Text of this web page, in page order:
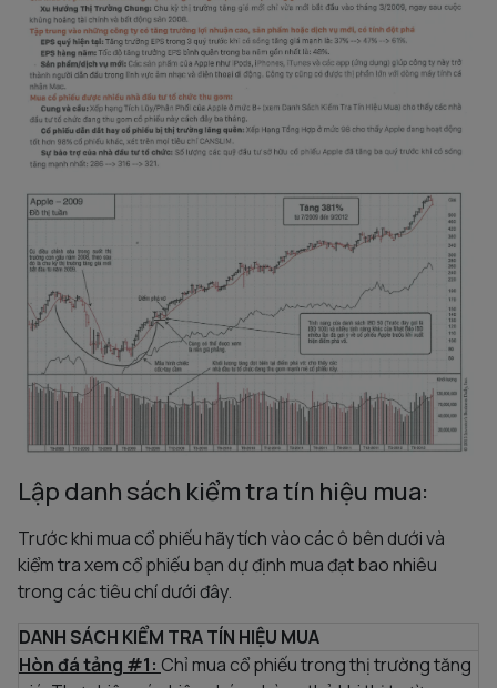
Lập danh sách kiểm tra tín hiệu mua:
Trước khi mua cổ phiếu hãy tích vào các ô bên dưới và
kiểm tra xem cổ phiếu bạn dự định mua đạt bao nhiêu
trong các tiêu chí dưới đây.
DANH SÁCH KIỂM TRA TÍN HIỆU MUA
Hòn đá tảng #1: Chỉ mua cổ phiếu trong thị trường tăng